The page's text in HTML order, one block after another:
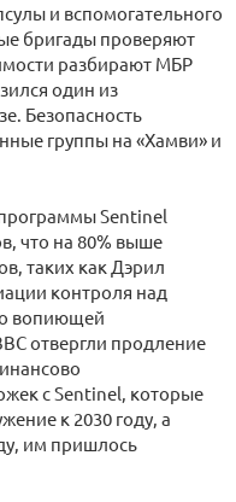
и вспомогательного
бригады проверяют
разбирают МБР
один из
Безопасность
группы на «Хамви» и
программы Sentinel
что на 80% выше
таких как Дэрил
контроля над
вопиющей
отвергли продление
с Sentinel, которые
к 2030 году, а
им пришлось